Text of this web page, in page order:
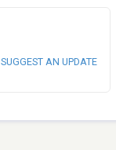
SUGGEST AN UPDATE